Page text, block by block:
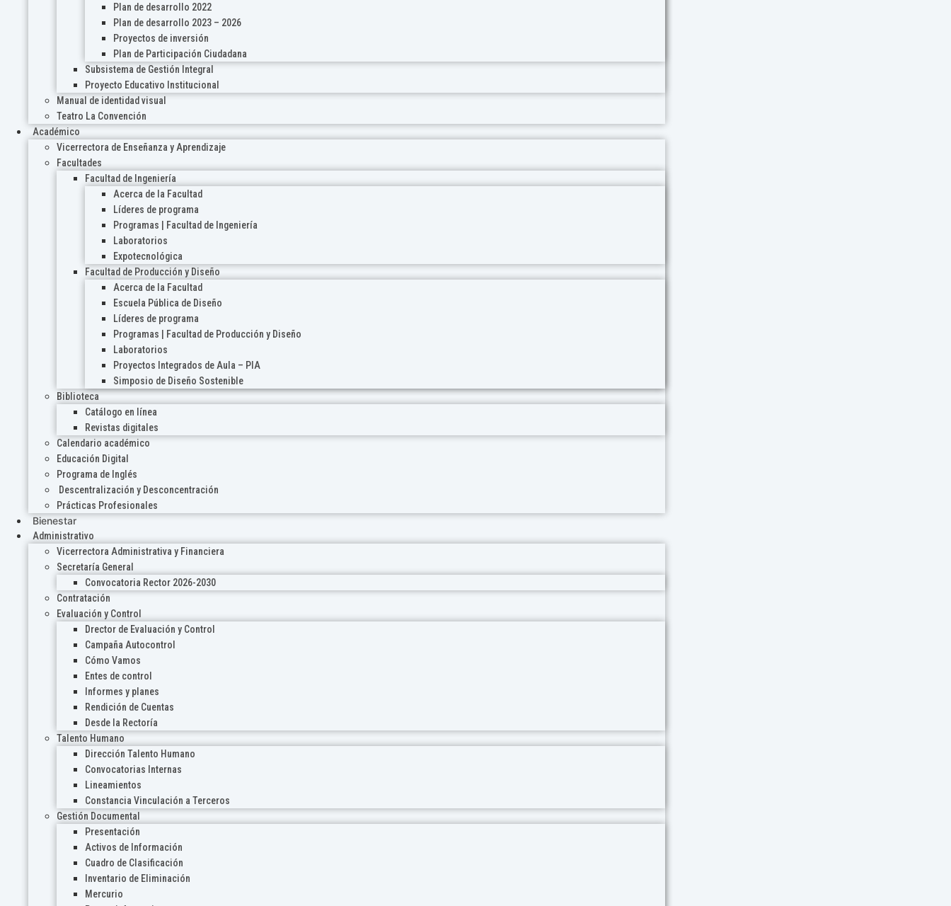
Plan de desarrollo 2022
Plan de desarrollo 2023 – 2026
Proyectos de inversión
Plan de Participación Ciudadana
Subsistema de Gestión Integral
Proyecto Educativo Institucional
Manual de identidad visual
Teatro La Convención
Académico
Vicerrectora de Enseñanza y Aprendizaje
Facultades
Facultad de Ingeniería
Acerca de la Facultad
Líderes de programa
Programas | Facultad de Ingeniería
Laboratorios
Expotecnológica
Facultad de Producción y Diseño
Acerca de la Facultad
Escuela Pública de Diseño
Líderes de programa
Programas | Facultad de Producción y Diseño
Laboratorios
Proyectos Integrados de Aula – PIA
Simposio de Diseño Sostenible
Biblioteca
Catálogo en línea
Revistas digitales
Calendario académico
Educación Digital
Programa de Inglés
Descentralización y Desconcentración
Prácticas Profesionales
Bienestar
Administrativo
Vicerrectora Administrativa y Financiera
Secretaría General
Convocatoria Rector 2026-2030
Contratación
Evaluación y Control
Drector de Evaluación y Control
Campaña Autocontrol
Cómo Vamos
Entes de control
Informes y planes
Rendición de Cuentas
Desde la Rectoría
Talento Humano
Dirección Talento Humano
Convocatorias Internas
Lineamientos
Constancia Vinculación a Terceros
Gestión Documental
Presentación
Activos de Información
Cuadro de Clasificación
Inventario de Eliminación
Mercurio